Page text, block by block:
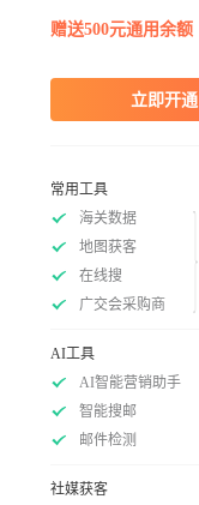
赠送500元通用余额
立即开通
常用工具
海关数据
地图获客
在线搜
广交会采购商
AI工具
AI智能营销助手
智能搜邮
邮件检测
社媒获客